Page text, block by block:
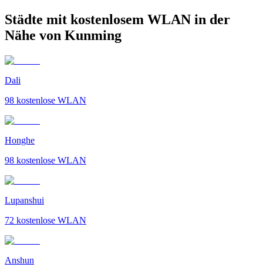
Städte mit kostenlosem WLAN in der
Nähe von Kunming
Dali
98 kostenlose WLAN
Honghe
98 kostenlose WLAN
Lupanshui
72 kostenlose WLAN
Anshun